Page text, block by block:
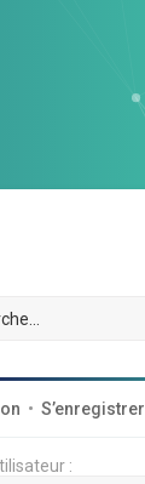
• S’enregistrer
: